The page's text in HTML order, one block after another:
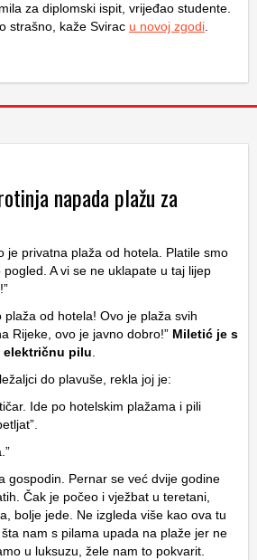
za diplomski ispit, vrijeđao studente.
strašno, kaže Svirac u novoj zgodi
napada plažu za
je privatna plaža od hotela. Platile smo
pogled. A vi se ne uklapate u taj lijep
plaža od hotela! Ovo je plaža svih
Rijeke, ovo je javno dobro!” Miletić je s
pilu
do plavuše, rekla joj je:
Ide po hotelskim plažama i pili
gospodin. Pernar se već dvije godine
Čak je počeo i vježbat u teretani,
bolje jede. Ne izgleda više kao ova tu
nam s pilama upada na plaže jer ne
u luksuzu, žele nam to pokvarit.